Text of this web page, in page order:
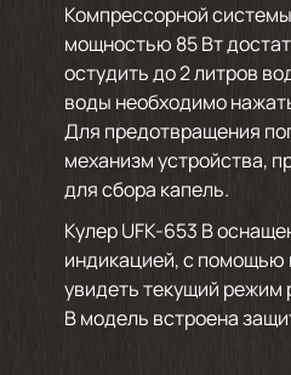
Компрессорной
мощностью 85 Вт
остудить до 2 литров
воды необходимо
Для предотвращения
механизм устройства,
для сбора капель.
Кулер UFK-653 B
индикацией, с помощью
увидеть текущий режим
В модель встроена